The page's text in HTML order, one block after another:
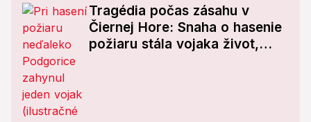
Tragédia počas zásahu v
Čiernej Hore: Snaha o hasenie
požiaru stála vojaka život,